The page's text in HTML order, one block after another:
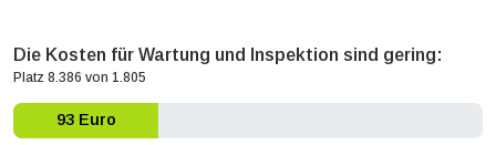
Die Kosten für Wartung und Inspektion sind gering:
Platz 8.386 von 1.805
93 Euro